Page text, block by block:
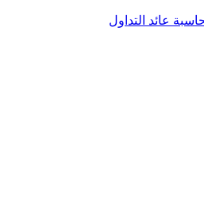
عائد التداول